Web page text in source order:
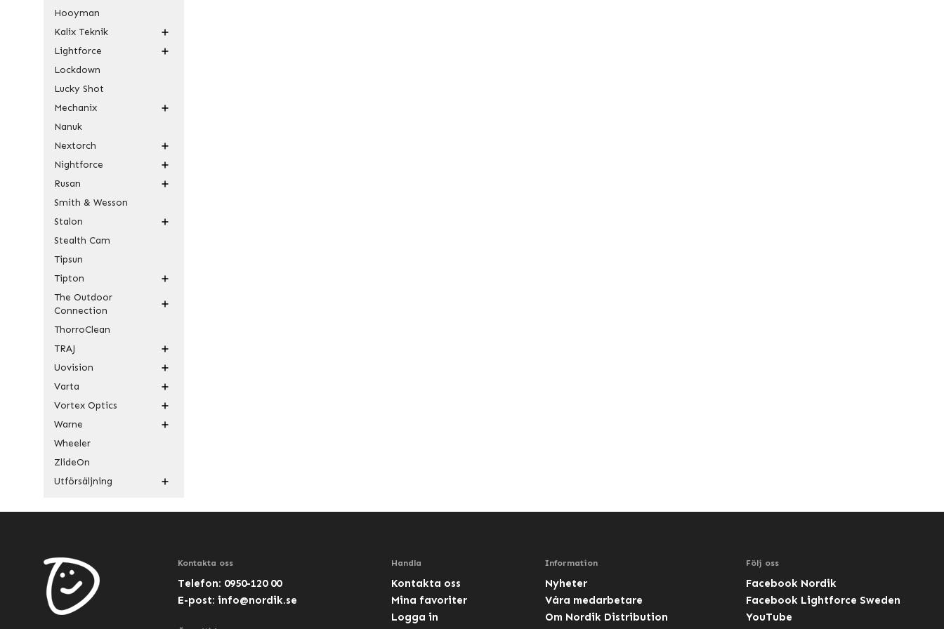
Hooyman
Kalix Teknik
Lightforce
Lockdown
Lucky Shot
Mechanix
Nanuk
Nextorch
Nightforce
Rusan
Smith & Wesson
Stalon
Stealth Cam
Tipsun
Tipton
The Outdoor
Connection
ThorroClean
TRAJ
Uovision
Varta
Vortex Optics
Warne
Wheeler
ZlideOn
Utförsäljning
Kontakta oss
Telefon: 0950-120 00
E-post: info@nordik.se
Handla
Kontakta oss
Mina favoriter
Logga in
Information
Nyheter
Våra medarbetare
Om Nordik Distribution
Följ oss
Facebook Nordik
Facebook Lightforce Sweden
YouTube